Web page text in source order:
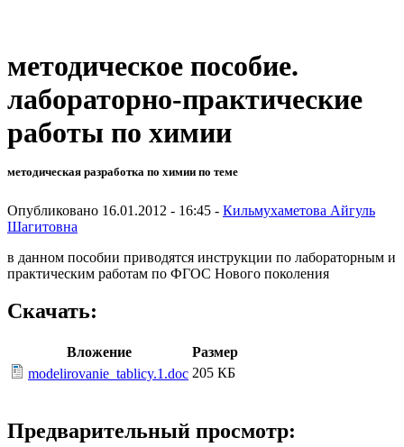
методическое пособие.
лабораторно-практические
работы по химии
методическая разработка по химии по теме
Опубликовано 16.01.2012 - 16:45 - Кильмухаметова Айгуль
Шагитовна
в данном пособии приводятся инструкции по лабораторным и
практическим работам по ФГОС Нового поколения
Скачать:
Вложение
Размер
modelirovanie_tablicy.1.doc 205 КБ
Предварительный просмотр: